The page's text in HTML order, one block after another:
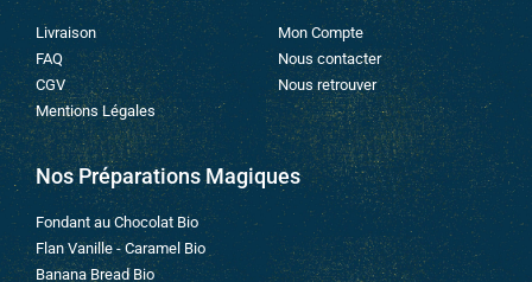
Livraison
FAQ
CGV
Mentions Légales
Mon Compte
Nous contacter
Nous retrouver
Nos Préparations Magiques
Fondant au Chocolat Bio
Flan Vanille - Caramel Bio
Banana Bread Bio